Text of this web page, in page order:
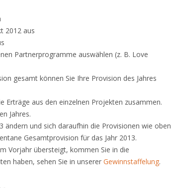
2012 aus
Partnerprogramme auswählen (z. B. Love
gesamt können Sie Ihre Provision des Jahres
Erträge aus den einzelnen Projekten zusammen.
Jahres.
ändern und sich daraufhin die Provisionen wie oben
Gesamtprovision für das Jahr 2013.
Vorjahr übersteigt, kommen Sie in die
haben, sehen Sie in unserer Gewinnstaffelung.